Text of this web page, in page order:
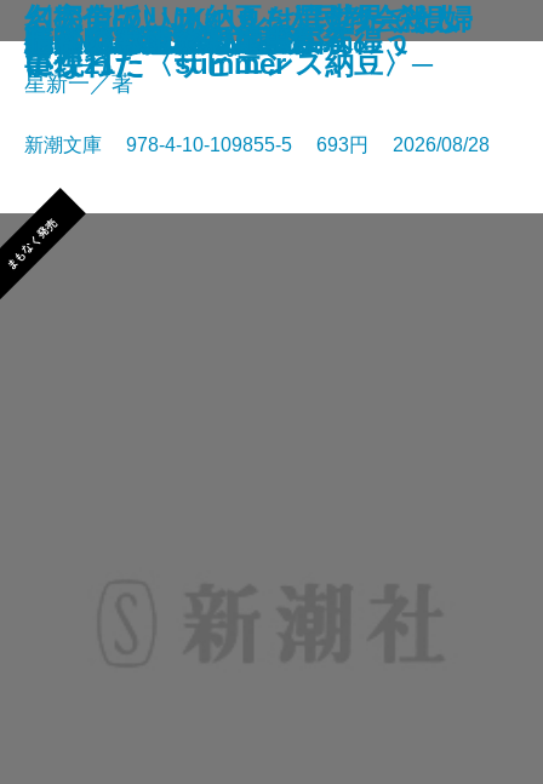
幽冥の岸 十二国記
未知なるカダスを夢に求めて
さよならの言い方なんて知らな
い。11
龍ノ国幻想9 天恵の命
神と王1 亡国の書
人魚屋敷の殺人
悪徳もまた
善人たち
わたしが・棄てた・女
きまぐれカプセル
星新一／著
新潮文庫 978-4-10-109855-5 693円 2026/08/28
まもなく発売
一夜─隠蔽捜査10─
夢ノ町本通り─文庫版─
フィレンツェに悪魔が彷徨う
その他の危険
〈完全版〉JKハルは異世界で娼婦
になった summer
人喰いパンダ殺人事件
幻のアフリカ納豆を追え！─そし
て現れた〈サピエンス納豆〉─
色ざんげ
晴れでも雨でも昆虫学者
名探偵のいけにえ─人民教会殺人
事件─